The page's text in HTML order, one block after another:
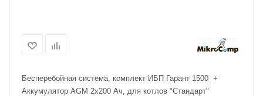
Бесперебойная система, комплект ИБП Гарант 1500 +
Аккумулятор AGM 2х200 Ач, для котлов "Стандарт"